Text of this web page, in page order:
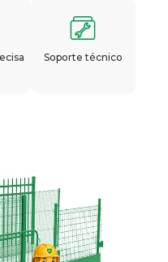
Soporte técnico